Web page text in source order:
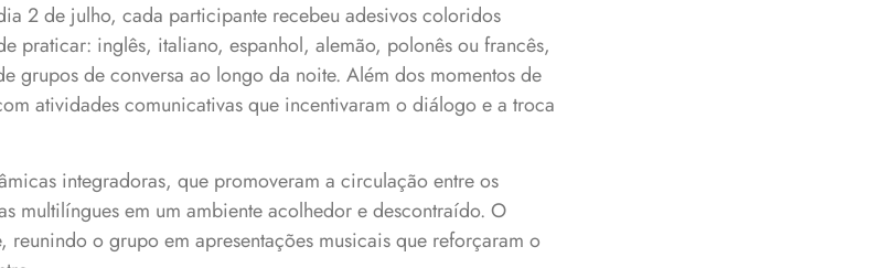
2 de julho, cada participante recebeu adesivos coloridos
praticar: inglês, italiano, espanhol, alemão, polonês ou francês,
grupos de conversa ao longo da noite. Além dos momentos de
atividades comunicativas que incentivaram o diálogo e a troca
integradoras, que promoveram a circulação entre os
multilíngues em um ambiente acolhedor e descontraído. O
o grupo em apresentações musicais que reforçaram o